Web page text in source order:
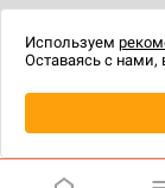
технологии.
Используем
Оставаясь с нами,